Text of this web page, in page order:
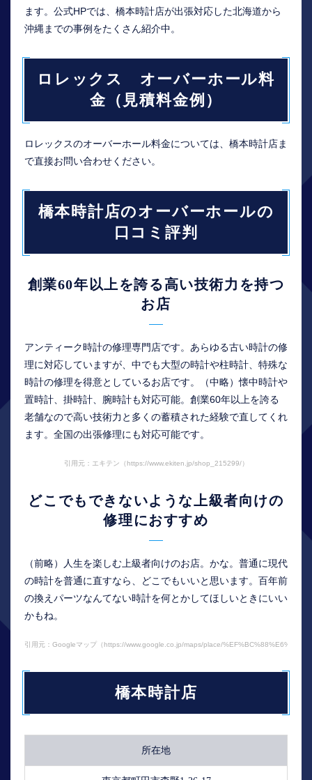
ます。公式HPでは、橋本時計店が出張対応した北海道から
沖縄までの事例をたくさん紹介中。
ロレックス オーバーホール料
金（見積料金例）
ロレックスのオーバーホール料金については、橋本時計店ま
で直接お問い合わせください。
橋本時計店のオーバーホールの
口コミ評判
創業60年以上を誇る高い技術力を持つ
お店
アンティーク時計の修理専門店です。あらゆる古い時計の修
理に対応していますが、中でも大型の時計や柱時計、特殊な
時計の修理を得意としているお店です。（中略）懐中時計や
置時計、掛時計、腕時計も対応可能。創業60年以上を誇る
老舗なので高い技術力と多くの蓄積された経験で直してくれ
ます。全国の出張修理にも対応可能です。
引用元：エキテン（https://www.ekiten.jp/shop_215299/）
どこでもできないような上級者向けの
修理におすすめ
（前略）人生を楽しむ上級者向けのお店。かな。普通に現代
の時計を普通に直すなら、どこでもいいと思います。百年前
の換えパーツなんてない時計を何とかしてほしいときにいい
かもね。
引用元：Googleマップ（https://www.google.co.jp/maps/place/
橋本時計店
所在地